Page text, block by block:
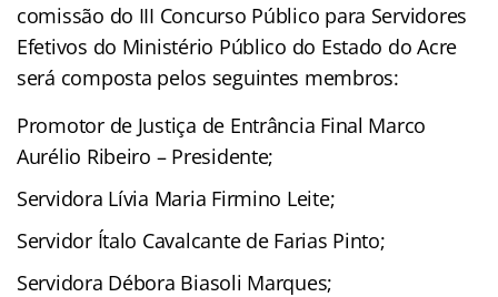
comissão do III Concurso Público para Servidores
Efetivos do Ministério Público do Estado do Acre
será composta pelos seguintes membros:
Promotor de Justiça de Entrância Final Marco
Aurélio Ribeiro – Presidente;
Servidora Lívia Maria Firmino Leite;
Servidor Ítalo Cavalcante de Farias Pinto;
Servidora Débora Biasoli Marques;